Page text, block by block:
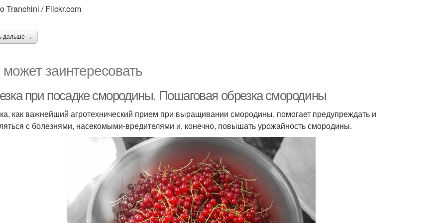
Tranchini / Flickr.com
дальше →
заинтересовать
при посадке смородины. Пошаговая обрезка смородины
как важнейший агротехнический прием при выращивании смородины, помогает предупреждать и
с болезнями, насекомыми-вредителями и, конечно, повышать урожайность смородины.